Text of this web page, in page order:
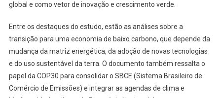
global e como vetor de inovação e crescimento verde.
Entre os destaques do estudo, estão as análises sobre a
transição para uma economia de baixo carbono, que depende da
mudança da matriz energética, da adoção de novas tecnologias
e do uso sustentável da terra. O documento também ressalta o
papel da COP30 para consolidar o SBCE (Sistema Brasileiro de
Comércio de Emissões) e integrar as agendas de clima e